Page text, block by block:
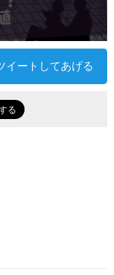
イートしてあげる